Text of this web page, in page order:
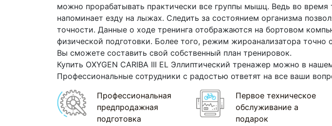
можно прорабатывать практически все группы мышц. Ведь во
напоминает езду на лыжах. Следить за состоянием организма
точности. Данные о ходе тренинга отображаются на бортовом
физической подготовки. Более того, режим жироанализатора
Вы сможете составить свой собственный план тренировок.
Купить OXYGEN CARIBA III EL Эллиптический тренажер можно в
Профессиональные сотрудники с радостью ответят на все ваши
Профессиональная
предпродажная
подготовка
Первое техническое
обслуживание а
подарок